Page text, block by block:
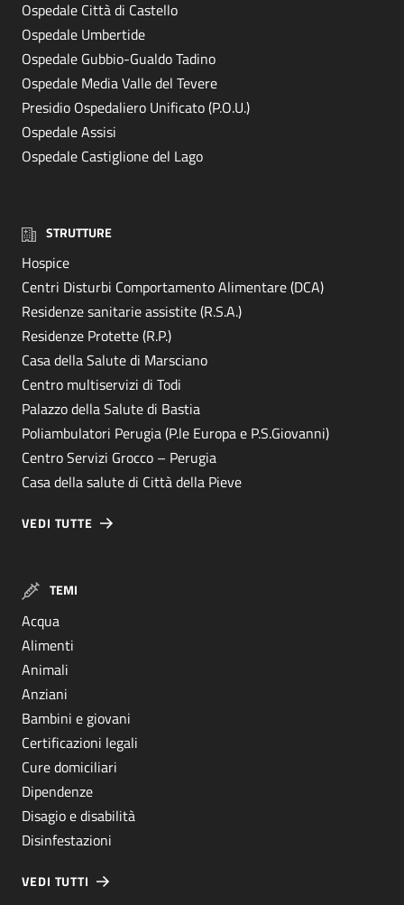
Ospedale Città di Castello
Ospedale Umbertide
Ospedale Gubbio-Gualdo Tadino
Ospedale Media Valle del Tevere
Presidio Ospedaliero Unificato (P.O.U.)
Ospedale Assisi
Ospedale Castiglione del Lago
STRUTTURE
Hospice
Centri Disturbi Comportamento Alimentare (DCA)
Residenze sanitarie assistite (R.S.A.)
Residenze Protette (R.P.)
Casa della Salute di Marsciano
Centro multiservizi di Todi
Palazzo della Salute di Bastia
Poliambulatori Perugia (P.le Europa e P.S.Giovanni)
Centro Servizi Grocco – Perugia
Casa della salute di Città della Pieve
VEDI TUTTE
TEMI
Acqua
Alimenti
Animali
Anziani
Bambini e giovani
Certificazioni legali
Cure domiciliari
Dipendenze
Disagio e disabilità
Disinfestazioni
VEDI TUTTI